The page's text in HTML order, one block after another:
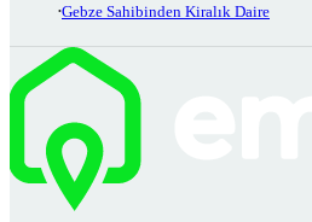
Gebze Sahibinden Kiralık Daire